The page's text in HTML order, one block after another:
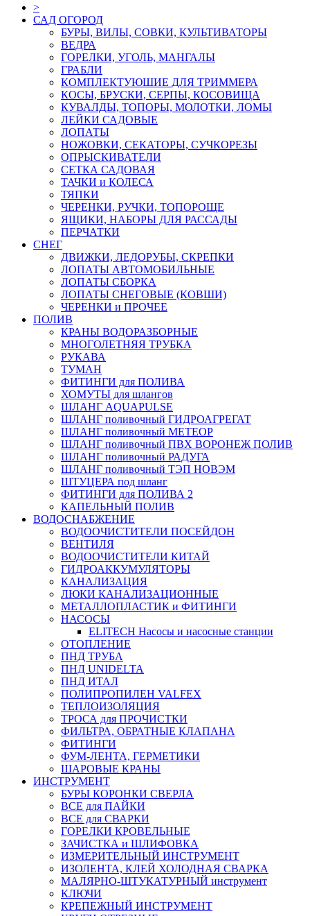
>
САД ОГОРОД
БУРЫ, ВИЛЫ, СОВКИ, КУЛЬТИВАТОРЫ
ВЕДРА
ГОРЕЛКИ, УГОЛЬ, МАНГАЛЫ
ГРАБЛИ
КОМПЛЕКТУЮШИЕ ДЛЯ ТРИММЕРА
КОСЫ, БРУСКИ, СЕРПЫ, КОСОВИЩА
КУВАЛДЫ, ТОПОРЫ, МОЛОТКИ, ЛОМЫ
ЛЕЙКИ САДОВЫЕ
ЛОПАТЫ
НОЖОВКИ, СЕКАТОРЫ, СУЧКОРЕЗЫ
ОПРЫСКИВАТЕЛИ
СЕТКА САДОВАЯ
ТАЧКИ и КОЛЕСА
ТЯПКИ
ЧЕРЕНКИ, РУЧКИ, ТОПОРОЩЕ
ЯЩИКИ, НАБОРЫ ДЛЯ РАССАДЫ
ПЕРЧАТКИ
СНЕГ
ДВИЖКИ, ЛЕДОРУБЫ, СКРЕПКИ
ЛОПАТЫ АВТОМОБИЛЬНЫЕ
ЛОПАТЫ СБОРКА
ЛОПАТЫ СНЕГОВЫЕ (КОВШИ)
ЧЕРЕНКИ и ПРОЧЕЕ
ПОЛИВ
КРАНЫ ВОДОРАЗБОРНЫЕ
МНОГОЛЕТНЯЯ ТРУБКА
РУКАВА
ТУМАН
ФИТИНГИ для ПОЛИВА
ХОМУТЫ для шлангов
ШЛАНГ AQUAPULSE
ШЛАНГ поливочный ГИДРОАГРЕГАТ
ШЛАНГ поливочный МЕТЕОР
ШЛАНГ поливочный ПВХ ВОРОНЕЖ ПОЛИВ
ШЛАНГ поливочный РАДУГА
ШЛАНГ поливочный ТЭП НОВЭМ
ШТУЦЕРА под шланг
ФИТИНГИ для ПОЛИВА 2
КАПЕЛЬНЫЙ ПОЛИВ
ВОДОСНАБЖЕНИЕ
ВОДООЧИСТИТЕЛИ ПОСЕЙДОН
ВЕНТИЛЯ
ВОДООЧИСТИТЕЛИ КИТАЙ
ГИДРОАККУМУЛЯТОРЫ
КАНАЛИЗАЦИЯ
ЛЮКИ КАНАЛИЗАЦИОННЫЕ
МЕТАЛЛОПЛАСТИК и ФИТИНГИ
НАСОСЫ
ELITECH Насосы и насосные станции
ОТОПЛЕНИЕ
ПНД ТРУБА
ПНД UNIDELTA
ПНД ИТАЛ
ПОЛИПРОПИЛЕН VALFEX
ТЕПЛОИЗОЛЯЦИЯ
ТРОСА для ПРОЧИСТКИ
ФИЛЬТРА, ОБРАТНЫЕ КЛАПАНА
ФИТИНГИ
ФУМ-ЛЕНТА, ГЕРМЕТИКИ
ШАРОВЫЕ КРАНЫ
ИНСТРУМЕНТ
БУРЫ КОРОНКИ СВЕРЛА
ВСЕ для ПАЙКИ
ВСЕ для СВАРКИ
ГОРЕЛКИ КРОВЕЛЬНЫЕ
ЗАЧИСТКА и ШЛИФОВКА
ИЗМЕРИТЕЛЬНЫЙ ИНСТРУМЕНТ
ИЗОЛЕНТА, КЛЕЙ ХОЛОДНАЯ СВАРКА
МАЛЯРНО-ШТУКАТУРНЫЙ инструмент
КЛЮЧИ
КРЕПЕЖНЫЙ ИНСТРУМЕНТ